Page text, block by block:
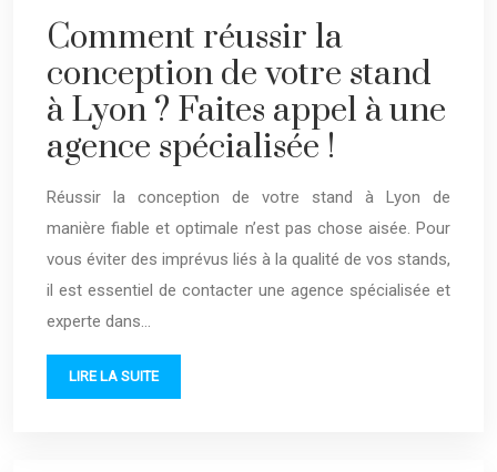
Comment réussir la
conception de votre stand
à Lyon ? Faites appel à une
agence spécialisée !
Réussir la conception de votre stand à Lyon de
manière fiable et optimale n’est pas chose aisée. Pour
vous éviter des imprévus liés à la qualité de vos stands,
il est essentiel de contacter une agence spécialisée et
experte dans…
LIRE LA SUITE